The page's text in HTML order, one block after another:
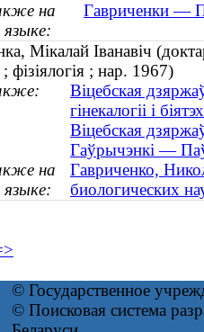
на
языке:
Гавриченки —
Мікалай Іванавіч
; фізіялогія ; нар. 1967)
Віцебская
гінекалогіі і
Віцебская
Гаўрычэнкі —
на
языке:
Гавриченко,
биологических
© Государственное
© Поисковая система